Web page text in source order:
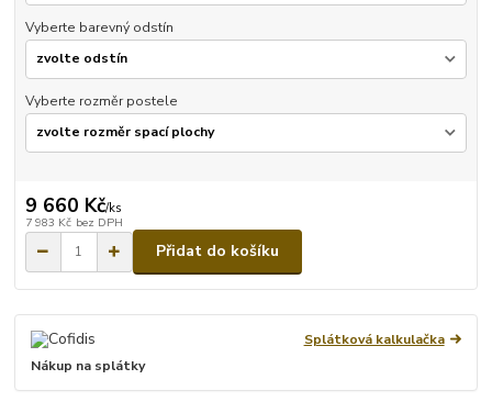
Vyberte barevný odstín
Vyberte rozměr postele
9 660 Kč/ks
7 983 Kč bez DPH
Přidat do košíku
Splátková kalkulačka
Nákup na splátky